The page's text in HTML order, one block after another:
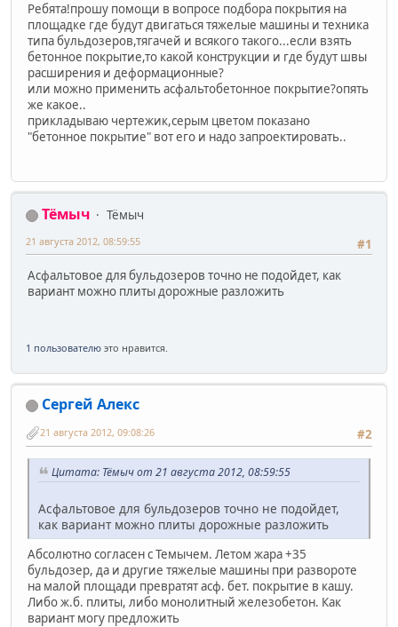
Ребята!прошу помощи в вопросе подбора покрытия на
площадке где будут двигаться тяжелые машины и техника
типа бульдозеров,тягачей и всякого такого...если взять
бетонное покрытие,то какой конструкции и где будут швы
расширения и деформационные?
или можно применить асфальтобетонное покрытие?опять
же какое..
прикладываю чертежик,серым цветом показано
"бетонное покрытие" вот его и надо запроектировать..
Тёмыч
Тёмыч
#1
21 августа 2012, 08:59:55
Асфальтовое для бульдозеров точно не подойдет, как
вариант можно плиты дорожные разложить
1 пользователю это нравится.
Сергей Алекс
#2
21 августа 2012, 09:08:26
Цитата: Тёмыч от 21 августа 2012, 08:59:55
Асфальтовое для бульдозеров точно не подойдет,
как вариант можно плиты дорожные разложить
Абсолютно согласен с Темычем. Летом жара +35
бульдозер, да и другие тяжелые машины при развороте
на малой площади превратят асф. бет. покрытие в кашу.
Либо ж.б. плиты, либо монолитный железобетон. Как
вариант могу предложить